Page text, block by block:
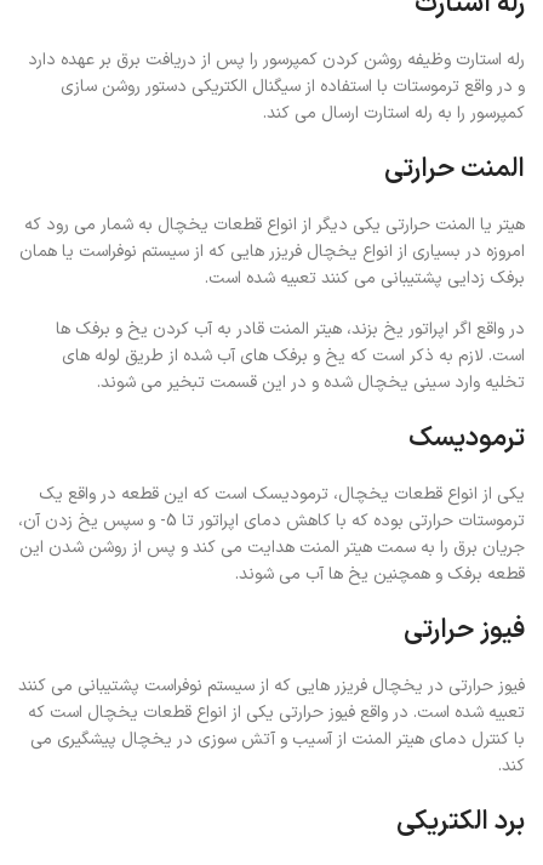
رله استارت وظیفه روشن کردن کمپرسور را پس از دریافت برق بر عهده دارد
و در واقع ترموستات با استفاده از سیگنال الکتریکی دستور روشن سازی
کمپرسور را به رله استارت ارسال می کند.
المنت حرارتی
هیتر یا المنت حرارتی یکی دیگر از انواع قطعات یخچال به شمار می رود که
امروزه در بسیاری از انواع یخچال فریزر هایی که از سیستم نوفراست یا همان
برفک زدایی پشتیبانی می کنند تعبیه شده است.
در واقع اگر اپراتور یخ بزند، هیتر المنت قادر به آب کردن یخ و برفک ها
است. لازم به ذکر است که یخ و برفک های آب شده از طریق لوله های
تخلیه وارد سینی یخچال شده و در این قسمت تبخیر می شوند.
ترمودیسک
یکی از انواع قطعات یخچال، ترمودیسک است که این قطعه در واقع یک
ترموستات حرارتی بوده که با کاهش دمای اپراتور تا 5- و سپس یخ زدن آن،
جریان برق را به سمت هیتر المنت هدایت می کند و پس از روشن شدن این
قطعه برفک و همچنین یخ ها آب می شوند.
فیوز حرارتی
فیوز حرارتی در یخچال فریزر هایی که از سیستم نوفراست پشتیبانی می کنند
تعبیه شده است. در واقع فیوز حرارتی یکی از انواع قطعات یخچال است که
با کنترل دمای هیتر المنت از آسیب و آتش سوزی در یخچال پیشگیری می
کند.
برد الکتریکی